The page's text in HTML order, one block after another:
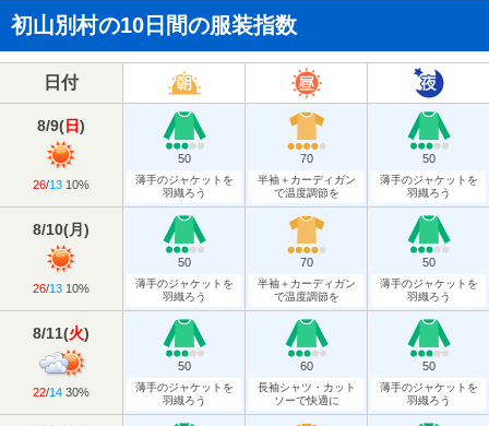
初山別村の10日間の服装指数
日付
8/9(日)
26/13 10%
50
薄手のジャケットを
羽織ろう
70
半袖＋カーディガン
で温度調節を
50
薄手のジャケットを
羽織ろう
8/10(月 )
26/13 10%
50
薄手のジャケットを
羽織ろう
70
半袖＋カーディガン
で温度調節を
50
薄手のジャケットを
羽織ろう
8/11(火)
22/14 30%
50
薄手のジャケットを
羽織ろう
60
長袖シャツ・カット
ソーで快適に
50
薄手のジャケットを
羽織ろう